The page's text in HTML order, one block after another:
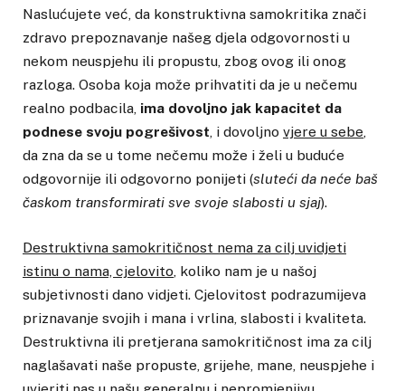
Naslućujete već, da konstruktivna samokritika znači
zdravo prepoznavanje našeg djela odgovornosti u
nekom neuspjehu ili propustu, zbog ovog ili onog
razloga. Osoba koja može prihvatiti da je u nečemu
realno podbacila, ima dovoljno jak kapacitet da
podnese svoju pogrešivost , i dovoljno vjere u sebe
da zna da se u tome nečemu može i želi u buduće
odgovornije ili odgovorno ponijeti (sluteći da neće baš
časkom transformirati sve svoje slabosti u sjaj).
Destruktivna samokritičnost nema za cilj uvidjeti
istinu o nama, cjelovito, koliko nam je u našoj
subjetivnosti dano vidjeti. Cjelovitost podrazumijeva
priznavanje svojih i mana i vrlina, slabosti i kvaliteta.
Destruktivna ili pretjerana samokritičnost ima za cilj
naglašavati naše propuste, grijehe, mane, neuspjehe i